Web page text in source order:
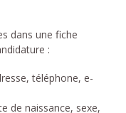
dans une fiche
:
téléphone, e-
de naissance, sexe,